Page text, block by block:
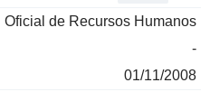
Oficial de Recursos Humanos
-
01/11/2008